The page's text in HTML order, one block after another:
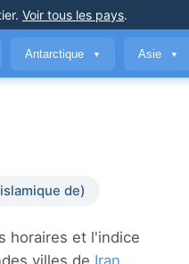
. Voir tous les pays.
Antarctique ▼ Asie ▼
de)
horaires et l'indice